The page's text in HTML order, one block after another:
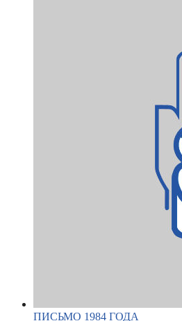
ПИСЬМО 1984 ГОДА